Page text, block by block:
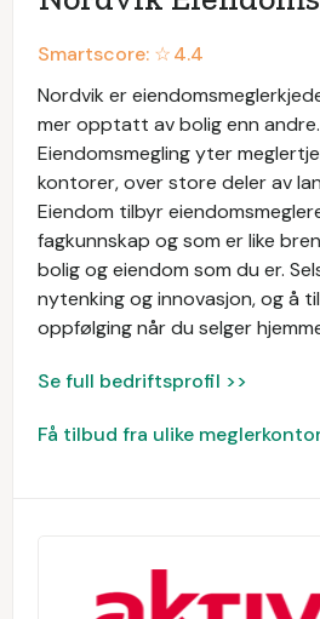
Smartscore: ☆4.4
Nordvik er
mer opptatt av bolig enn
Eiendomsmegling yter
kontorer, over store deler av
Eiendom tilbyr
fagkunnskap og som er like
bolig og eiendom som du er.
nytenking og innovasjon, og å
oppfølging når du selger
Se full bedriftsprofil >>
Få tilbud fra ulike